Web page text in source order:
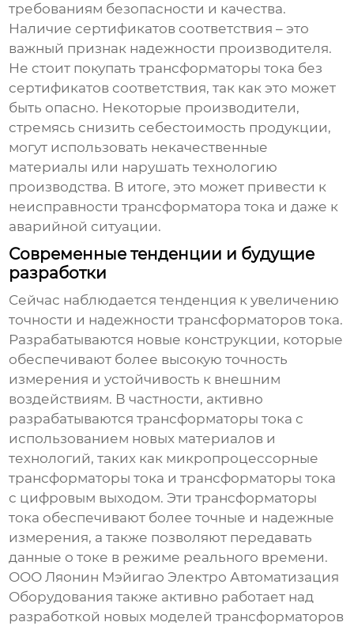
требованиям безопасности и качества.
Наличие сертификатов соответствия – это
важный признак надежности производителя.
Не стоит покупать трансформаторы тока без
сертификатов соответствия, так как это может
быть опасно. Некоторые производители,
стремясь снизить себестоимость продукции,
могут использовать некачественные
материалы или нарушать технологию
производства. В итоге, это может привести к
неисправности трансформатора тока и даже к
аварийной ситуации.
Современные тенденции и будущие
разработки
Сейчас наблюдается тенденция к увеличению
точности и надежности трансформаторов тока.
Разрабатываются новые конструкции, которые
обеспечивают более высокую точность
измерения и устойчивость к внешним
воздействиям. В частности, активно
разрабатываются трансформаторы тока с
использованием новых материалов и
технологий, таких как микропроцессорные
трансформаторы тока и трансформаторы тока
с цифровым выходом. Эти трансформаторы
тока обеспечивают более точные и надежные
измерения, а также позволяют передавать
данные о токе в режиме реального времени.
ООО Ляонин Мэйигао Электро Автоматизация
Оборудования также активно работает над
разработкой новых моделей трансформаторов